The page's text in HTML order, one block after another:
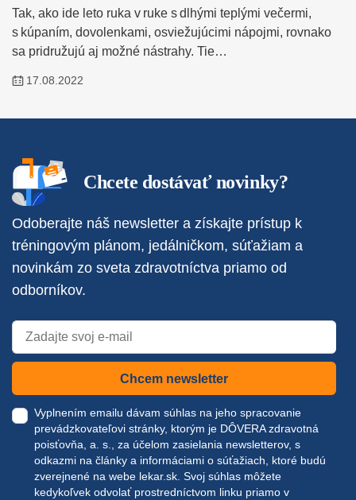
Tak, ako ide leto ruka v ruke s dlhými teplými večermi,
s kúpaním, dovolenkami, osviežujúcimi nápojmi, rovnako
sa pridružujú aj možné nástrahy. Tie…
17.08.2022
Chcete dostávať novinky?
Odoberajte náš newsletter a získajte prístup k
tréningovým plánom, jedálničkom, súťažiam a
novinkám zo sveta zdravotníctva priamo od
odborníkov.
Chcem newsletter
Vyplnením emailu dávam súhlas na jeho spracovanie
prevádzkovateľovi stránky, ktorým je DÔVERA zdravotná
poisťovňa, a. s., za účelom zasielania newsletterov, s
odkazmi na články a informáciami o súťažiach, ktoré budú
zverejnené na webe lekar.sk. Svoj súhlas môžete
kedykoľvek odvolať prostredníctvom linku priamo v